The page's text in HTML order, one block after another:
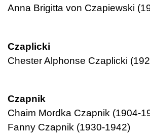
Anna Brigitta von Czapiewski
Czaplicki
Chester Alphonse Czaplicki
Czapnik
Chaim Mordka Czapnik (1904-
Fanny Czapnik (1930-1942)